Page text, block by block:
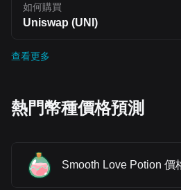
如何購買
Uniswap (UNI)
查看更多
熱門幣種價格預測
Smooth Love Potion 價